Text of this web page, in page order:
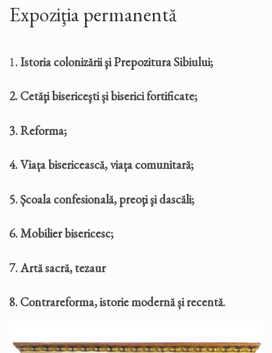
Expoziţia permanentă
1. Istoria colonizării şi Prepozitura Sibiului;
2. Cetăţi bisericeşti și biserici fortificate;
3. Reforma;
4. Viața bisericească, viața comunitară;
5. Școala confesională, preoţi şi dascăli;
6. Mobilier bisericesc;
7. Artă sacră, tezaur
8. Contrareforma, istorie modernă și recentă.